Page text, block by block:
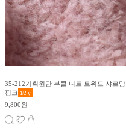
35-212기획원단 부클 니트 트위드 샤르망_
핑크 1/2 y
9,800원